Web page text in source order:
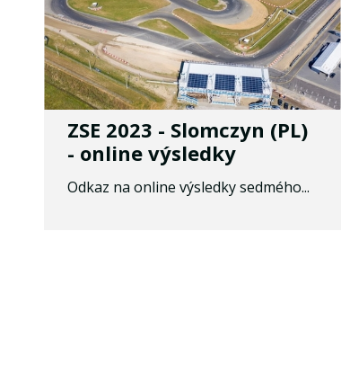
ZSE 2023 - Slomczyn (PL)
- online výsledky
Odkaz na online výsledky sedmého...